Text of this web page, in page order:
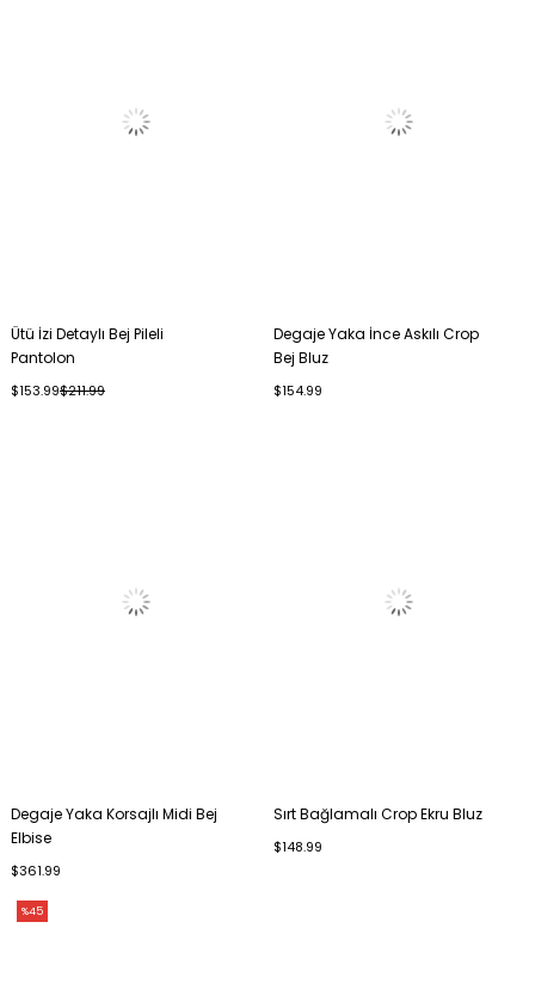
Ütü İzi Detaylı Bej Pileli
Pantolon
$153.99$211.99
Degaje Yaka İnce Askılı Crop
Bej Bluz
$154.99
Degaje Yaka Korsajlı Midi Bej
Elbise
$361.99
Sırt Bağlamalı Crop Ekru Bluz
$148.99
%45